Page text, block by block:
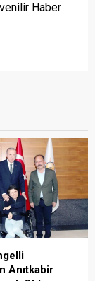
Haber
Anıtkabir